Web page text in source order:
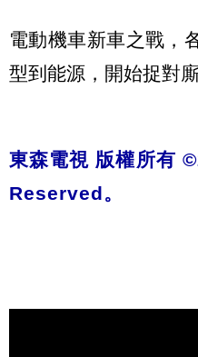
電動機車新車之戰，
型到能源，開始捉對廝
東森電視 版權所有
Reserved。